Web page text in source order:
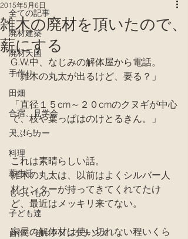
全ての記事
廃材建築
廃材天国
手作り
田畑
合宿、見学会
天ぷらカー
料理
薪生活
もらいもの
子ども達
自作、セルフメンテナンス
雑木の廃材を頂いたので、
薪にする
2015年5月6日
G.W.中、なじみの解体屋から電話。
「雑木の丸太が出るけど、要る？」
「直径１５cm～２０cmのクヌギが中心
で、枝や葉っぱはのけとるきん。」
！！！
これは素晴らしい話。
雑木の丸太は、以前はよくシルバー人
材センターが持ってきてくれてたけ
ど、最近はメッキリ来てない。
家屋の解体材は使い切れない程いくら